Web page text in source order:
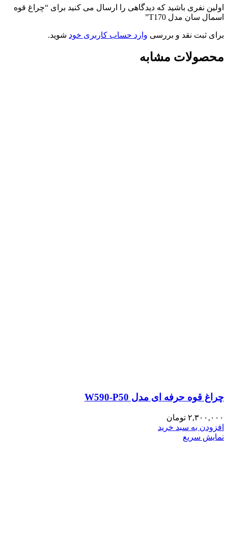
اولین نفری باشید که دیدگاهی را ارسال می کنید برای “چراغ قوه
اسمال سان مدل T170”
برای ثبت نقد و بررسی وارد حساب کاربری خود شوید.
محصولات مشابه
چراغ قوه حرفه ای مدل W590-P50
۲,۳۰۰,۰۰۰ تومان
افزودن به سبد خرید
نمایش سریع